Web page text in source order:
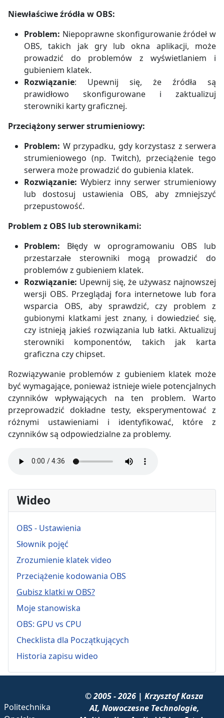
Niewłaściwe źródła w OBS:
Problem: Niepoprawne skonfigurowanie źródeł w
OBS, takich jak gry lub okna aplikacji, może
prowadzić do problemów z wyświetlaniem i
gubieniem klatek.
Rozwiązanie: Upewnij się, że źródła są
prawidłowo skonfigurowane i zaktualizuj
sterowniki karty graficznej.
Przeciążony serwer strumieniowy:
Problem: W przypadku, gdy korzystasz z serwera
strumieniowego (np. Twitch), przeciążenie tego
serwera może prowadzić do gubienia klatek.
Rozwiązanie: Wybierz inny serwer strumieniowy
lub dostosuj ustawienia OBS, aby zmniejszyć
przepustowość.
Problem z OBS lub sterownikami:
Problem: Błędy w oprogramowaniu OBS lub
przestarzałe sterowniki mogą prowadzić do
problemów z gubieniem klatek.
Rozwiązanie: Upewnij się, że używasz najnowszej
wersji OBS. Przeglądaj fora internetowe lub fora
wsparcia OBS, aby sprawdzić, czy problem z
gubionymi klatkami jest znany, i dowiedzieć się,
czy istnieją jakieś rozwiązania lub łatki. Aktualizuj
sterowniki komponentów, takich jak karta
graficzna czy chipset.
Rozwiązywanie problemów z gubieniem klatek może
być wymagające, ponieważ istnieje wiele potencjalnych
czynników wpływających na ten problem. Warto
przeprowadzić dokładne testy, eksperymentować z
różnymi ustawieniami i identyfikować, które z
czynników są odpowiedzialne za problemy.
Wideo
OBS - Ustawienia
Słownik pojęć
Zrozumienie klatek video
Przeciążenie kodowania OBS
Gubisz klatki w OBS?
Moje stanowiska
OBS: GPU vs CPU
Checklista dla Początkujących
Historia zapisu wideo
Politechnika
© 2005 - 2026 | Krzysztof Kasza
AI, Nowoczesne Technologie,